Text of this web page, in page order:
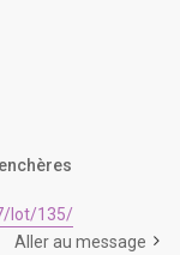
lot/135/
Aller au message